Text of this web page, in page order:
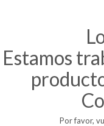
Estamos
Por favor,